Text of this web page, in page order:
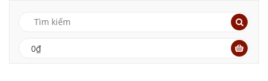
0₫